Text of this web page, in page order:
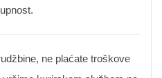
ne plaćate troškove